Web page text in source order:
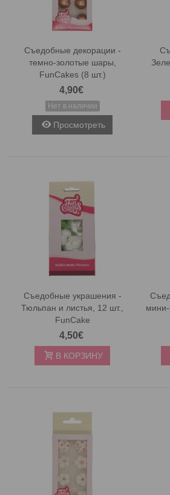
Съедобные декорации -
темно-золотые шары,
FunCakes (8 шт.)
4,90€
Нет в наличии
Просмотреть
Съедобные украшения -
Тюльпан и листья, 12 шт.,
FunCake
4,50€
В КОРЗИНУ